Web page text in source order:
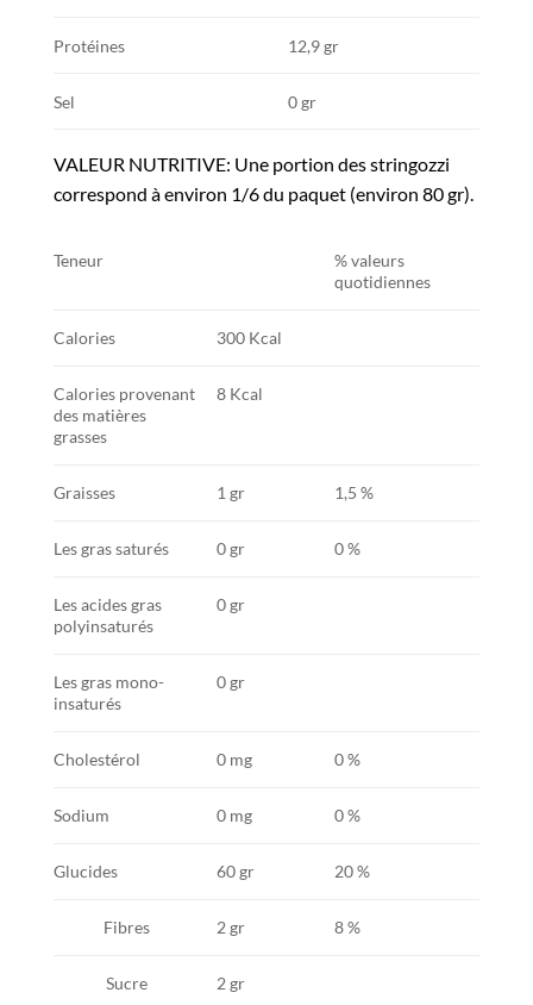
Protéines 12,9 gr
Sel 0 gr
VALEUR NUTRITIVE: Une portion des stringozzi
correspond à environ 1/6 du paquet (environ 80 gr).
Teneur
% valeurs
quotidiennes
Calories 300 Kcal
Calories provenant
des matières
grasses
8 Kcal
Graisses 1 gr 1,5 %
Les gras saturés 0 gr 0 %
Les acides gras
polyinsaturés
0 gr
Les gras mono-
insaturés
0 gr
Cholestérol 0 mg 0 %
Sodium 0 mg 0 %
Glucides 60 gr 20 %
Fibres 2 gr 8 %
Sucre 2 gr